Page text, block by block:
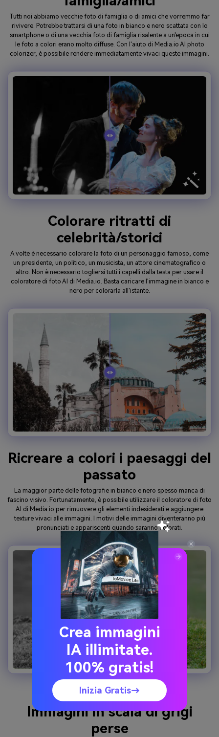
Tutti noi abbiamo vecchie foto di famiglia o di amici che vorremmo far
rivivere. Potrebbe trattarsi di una foto in bianco e nero scattata con lo
smartphone o di una vecchia foto di famiglia risalente a un'epoca in cui
le foto a colori erano molto diffuse. Con l'aiuto di Media.io AI photo
colorizer, è possibile rendere immediatamente vivaci queste immagini.
Colorare ritratti di
celebrità/storici
A volte è necessario colorare la foto di un personaggio famoso, come
un presidente, un politico, un musicista, un attore cinematografico o
altro. Non è necessario togliersi tutti i capelli dalla testa per usare il
coloratore di foto AI di Media.io. Basta caricare l'immagine in bianco e
nero per colorarla all'istante.
Ricreare a colori i paesaggi del
passato
La maggior parte delle fotografie in bianco e nero spesso manca di
fascino visivo. Fortunatamente, è possibile utilizzare il coloratore di foto
AI di Media.io per rimuovere gli elementi indesiderati e aggiungere
texture vivaci alle immagini. I motivi delle immagini diventeranno più
pronunciati e appariscenti quando saranno colorati.
Ulteriori informazioni
Immagini in scala di grigi
perse
Crea immagini
IA illimitate.
100% gratis!
Inizia Gratis→